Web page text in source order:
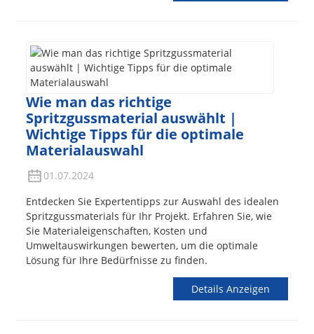
Wie man das richtige
Spritzgussmaterial auswählt |
Wichtige Tipps für die optimale
Materialauswahl
01.07.2024
Entdecken Sie Expertentipps zur Auswahl des idealen
Spritzgussmaterials für Ihr Projekt. Erfahren Sie, wie
Sie Materialeigenschaften, Kosten und
Umweltauswirkungen bewerten, um die optimale
Lösung für Ihre Bedürfnisse zu finden.
Details Anzeigen